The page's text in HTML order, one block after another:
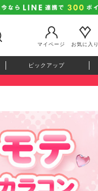
マイページ
お気に入り
ピックアップ